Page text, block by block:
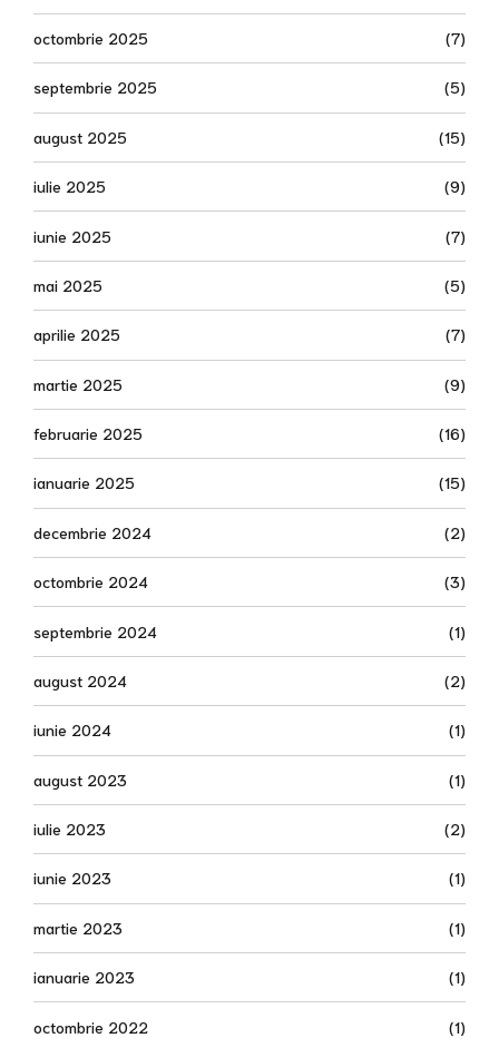
octombrie 2025 (7)
septembrie 2025 (5)
august 2025 (15)
iulie 2025 (9)
iunie 2025 (7)
mai 2025 (5)
aprilie 2025 (7)
martie 2025 (9)
februarie 2025 (16)
ianuarie 2025 (15)
decembrie 2024 (2)
octombrie 2024 (3)
septembrie 2024 (1)
august 2024 (2)
iunie 2024 (1)
august 2023 (1)
iulie 2023 (2)
iunie 2023 (1)
martie 2023 (1)
ianuarie 2023 (1)
octombrie 2022 (1)